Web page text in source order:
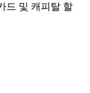
드 및 캐피탈 할